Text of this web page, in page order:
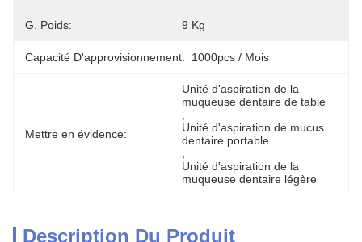
G. Poids: 9 Kg
Capacité D'approvisionnement: 1000pcs / Mois
Mettre en évidence:
Unité d'aspiration de la
muqueuse dentaire de table
Unité d'aspiration de mucus
dentaire portable
Unité d'aspiration de la
muqueuse dentaire légère
Description Du Produit